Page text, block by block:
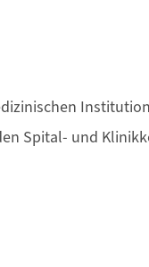
Spital- und